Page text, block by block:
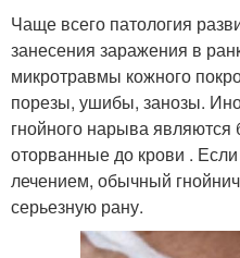
Чаще всего патология
занесения заражения в
микротравмы кожного
порезы, ушибы, занозы.
гнойного нарыва
оторванные до крови .
лечением, обычный
серьезную рану.